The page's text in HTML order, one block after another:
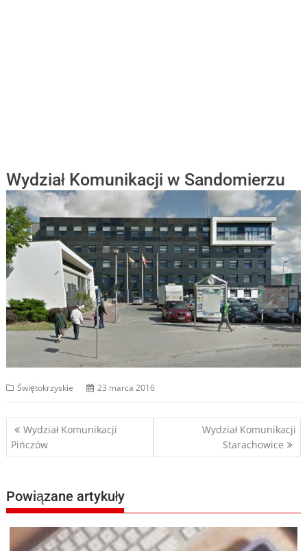
Wydział Komunikacji w Sandomierzu
Świętokrzyskie 23 marca 2016
Nawigacja
wpisu
Wydział Komunikacji
Pińczów
Wydział Komunikacji
Starachowice
Powiązane artykuły